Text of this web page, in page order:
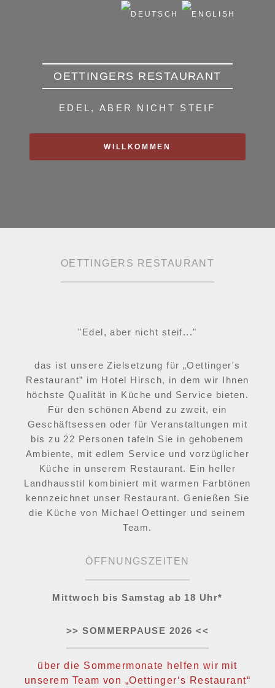
OETTINGERS RESTAURANT
EDEL, ABER NICHT STEIF
WILLKOMMEN
OETTINGERS RESTAURANT
"Edel, aber nicht steif..."
das ist unsere Zielsetzung für „Oettinger's
Restaurant” im Hotel Hirsch, in dem wir Ihnen
höchste Qualität in Küche und Service bieten.
Für den schönen Abend zu zweit, ein
Geschäftsessen oder für Veranstaltungen mit
bis zu 22 Personen tafeln Sie in gehobenem
Ambiente, mit edlem Service und vorzüglicher
Küche in unserem Restaurant. Ein heller
Landhausstil kombiniert mit warmen Farbtönen
kennzeichnet unser Restaurant. Genießen Sie
die Küche von Michael Oettinger und seinem
Team.
ÖFFNUNGSZEITEN
Mittwoch bis Samstag ab 18 Uhr*
>> SOMMERPAUSE 2026 <<
über die Sommermonate helfen wir mit
unserem Team von „Oettinger‘s Restaurant“